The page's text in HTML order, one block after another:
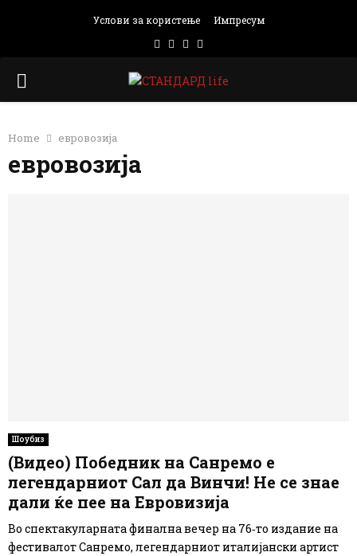
Услови за користење Импресум
Facebook
Instagram
Email
PRIMARY
Home евровозија
евровозија
Шоубиз
(Видео) Победник на Санремо е
легендарниот Сал да Винчи! Не се знае
дали ќе пее на Евровизија
Во спектакуларната финална вечер на 76‑то издание на
фестивалот Санремо, легендарниот италијански артист